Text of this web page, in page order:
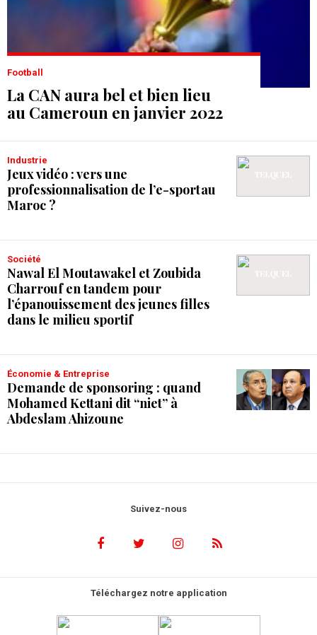
Football
La CAN aura bel et bien lieu
au Cameroun en janvier 2022
Industrie
Jeux vidéo : vers une
professionnalisation de l’e-sport au
Maroc ?
Société
Nawal El Moutawakel et Zoubida
Charrouf en tandem pour
l’épanouissement des jeunes filles
dans le milieu sportif
Économie & Entreprise
Demande de sponsoring : quand
Mohamed Kettani dit “niet” à
Abdeslam Ahizoune
Suivez-nous
Téléchargez notre application